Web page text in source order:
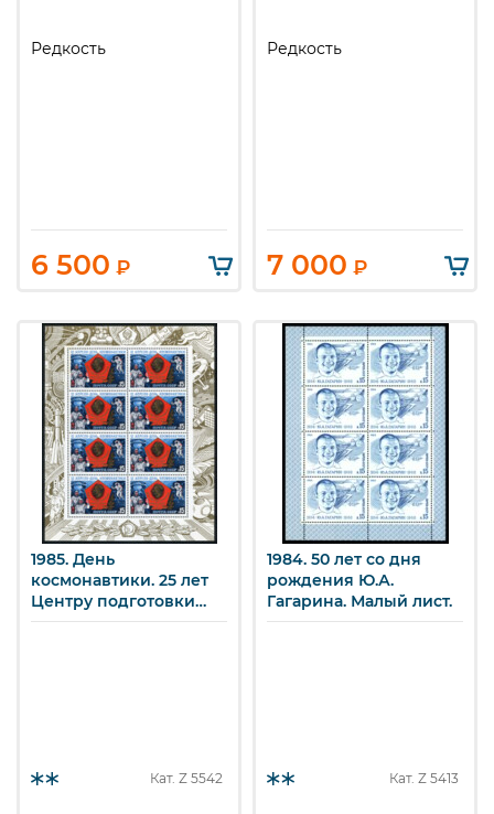
Редкость
6 500 ₽
Редкость
7 000 ₽
1985. День
космонавтики. 25 лет
Центру подготовки
космонавтов. Малый
Кат. Z 5542
1984. 50 лет со дня
рождения Ю.А.
Гагарина. Малый лист.
Кат. Z 5413